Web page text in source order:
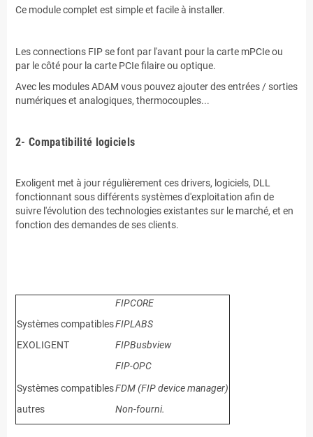
Ce module complet est simple et facile à installer.
Les connections FIP se font par l'avant pour la carte mPCIe ou
par le côté pour la carte PCIe filaire ou optique.
Avec les modules ADAM vous pouvez ajouter des entrées / sorties
numériques et analogiques, thermocouples...
2- Compatibilité logiciels
Exoligent met à jour régulièrement ces drivers, logiciels, DLL
fonctionnant sous différents systèmes d'exploitation afin de
suivre l'évolution des technologies existantes sur le marché, et en
fonction des demandes de ses clients.
Systèmes compatibles
EXOLIGENT
FIPCORE
FIPLABS
FIPBusbview
FIP-OPC
Systèmes compatibles
autres
FDM (FIP device manager)
Non-fourni.